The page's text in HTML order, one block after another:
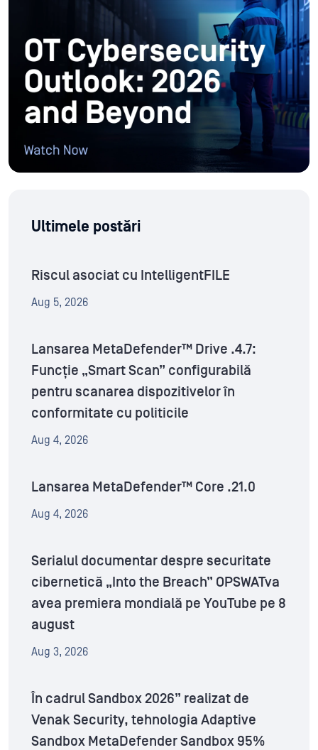
Ultimele postări
Riscul asociat cu IntelligentFILE
Aug 5, 2026
Lansarea MetaDefender™ Drive .4.7:
Funcție „Smart Scan” configurabilă
pentru scanarea dispozitivelor în
conformitate cu politicile
Aug 4, 2026
Lansarea MetaDefender™ Core .21.0
Aug 4, 2026
Serialul documentar despre securitate
cibernetică „Into the Breach” OPSWATva
avea premiera mondială pe YouTube pe 8
august
Aug 3, 2026
În cadrul Sandbox 2026” realizat de
Venak Security, tehnologia Adaptive
Sandbox MetaDefender Sandbox 95%